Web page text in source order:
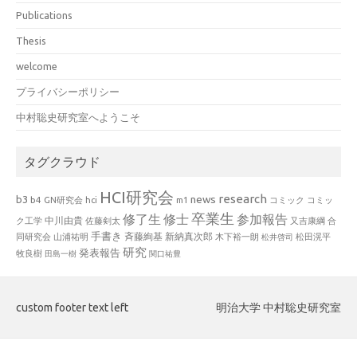
Publications
Thesis
welcome
プライバシーポリシー
中村聡史研究室へようこそ
タグクラウド
b3 b4 GN研究会 hci HCI研究会 m1 news research コミック コミッ
ク工学 中川由貴 佐藤剣太 修了生 修士卒業生 参加報告 又吉康綱 合
同研究会 山浦祐明 手書き 斉藤絢基 新納真次郎 木下裕一朗 松井啓司 松田滉平
牧良樹 田島一樹 発表報告 研究 関口祐豊
custom footer text left 明治大学 中村聡史研究室